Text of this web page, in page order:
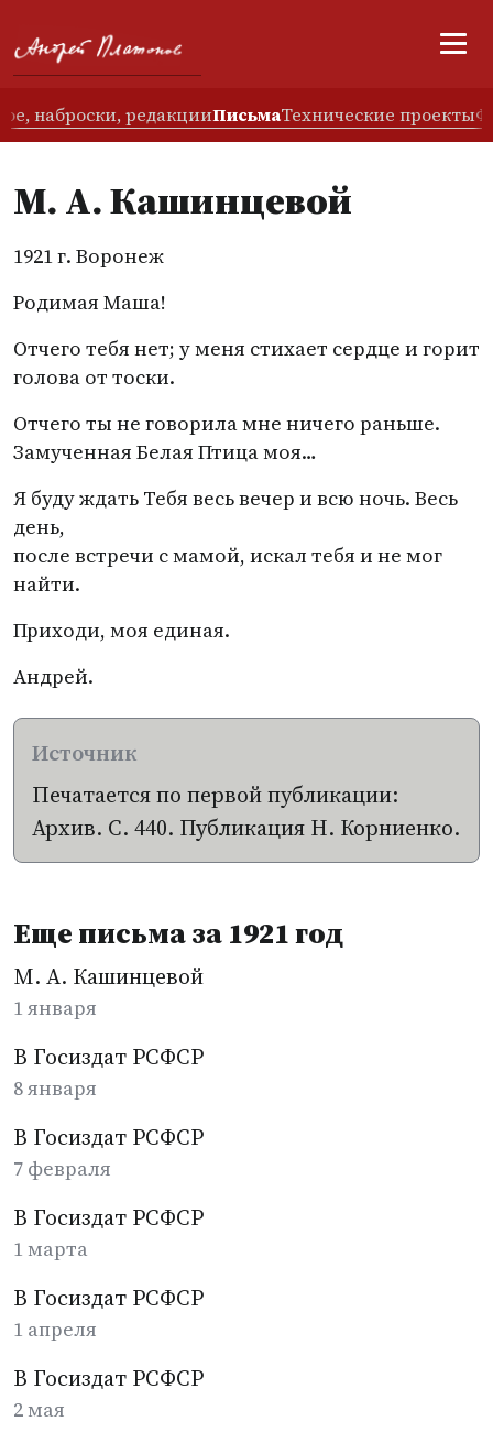
наброски, редакцииПисьмаТехнические проекты
М. А. Кашинцевой
1921 г. Воронеж
Родимая Маша!
Отчего тебя нет; у меня стихает сердце и горит
голова от тоски.
Отчего ты не говорила мне ничего раньше.
Замученная Белая Птица моя…
Я буду ждать Тебя весь вечер и всю ночь. Весь
день,
после встречи с мамой, искал тебя и не мог
найти.
Приходи, моя единая.
Андрей.
Печатается по первой публикации:
Архив. С. 440. Публикация Н. Корниенко.
Еще письма за 1921 год
М. А. Кашинцевой
1 января
В Госиздат РСФСР
8 января
В Госиздат РСФСР
7 февраля
В Госиздат РСФСР
1 марта
В Госиздат РСФСР
1 апреля
В Госиздат РСФСР
2 мая